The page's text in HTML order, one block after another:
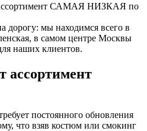
ассортимент САМАЯ НИЗКАЯ по
дорогу: мы находимся всего в
в самом центре Москвы
наших клиентов.
ассортимент
постоянного обновления
что взяв костюм или смокинг